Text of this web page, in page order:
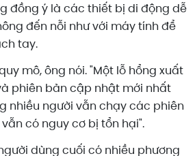
đồng ý là các thiết bị di động dễ
đến nỗi như với máy tính để
tay.
mô, ông nói. "Một lỗ hổng xuất
phiên bản cập nhật mới nhất
nhiều người vẫn chạy các phiên
có nguy cơ bị tổn hại".
dùng cuối có nhiều phương